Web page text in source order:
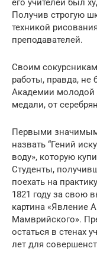
его учителей был
Получив строгую
техникой
преподавателей.
Своим
работы, правда, не
Академии молодой
медали, от
Первыми
назвать “Гений
воду», которую
Студенты,
поехать на
1821 году за свою
картина «Явление
Мамврийского».
остаться в стенах
лет для